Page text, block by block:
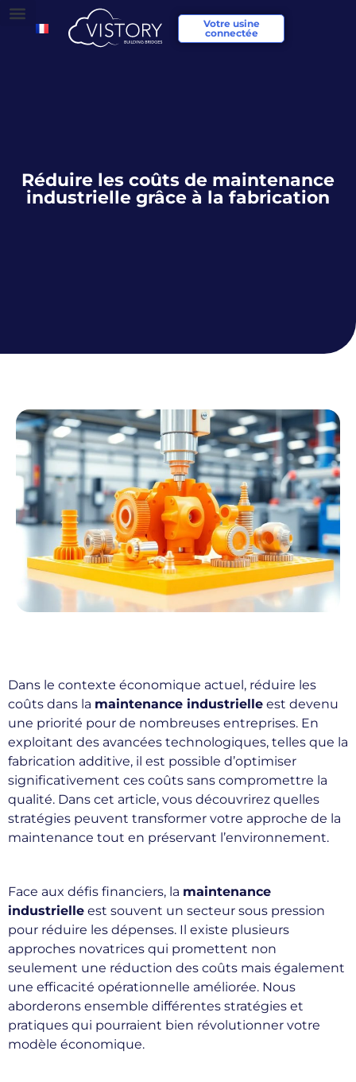
Votre usine
connectée
Réduire les coûts de maintenance
industrielle grâce à la fabrication
Dans le contexte économique actuel, réduire les
coûts dans la maintenance industrielle est devenu
une priorité pour de nombreuses entreprises. En
exploitant des avancées technologiques, telles que la
fabrication additive, il est possible d’optimiser
significativement ces coûts sans compromettre la
qualité. Dans cet article, vous découvrirez quelles
stratégies peuvent transformer votre approche de la
maintenance tout en préservant l’environnement.
Face aux défis financiers, la maintenance
industrielle est souvent un secteur sous pression
pour réduire les dépenses. Il existe plusieurs
approches novatrices qui promettent non
seulement une réduction des coûts mais également
une efficacité opérationnelle améliorée. Nous
aborderons ensemble différentes stratégies et
pratiques qui pourraient bien révolutionner votre
modèle économique.